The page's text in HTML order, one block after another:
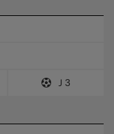
Ｊ3